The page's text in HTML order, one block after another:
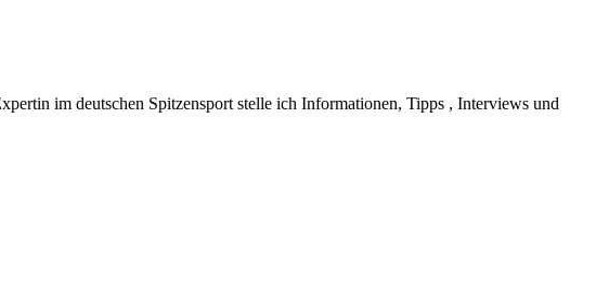
im deutschen Spitzensport stelle ich Informationen, Tipps , Interviews und